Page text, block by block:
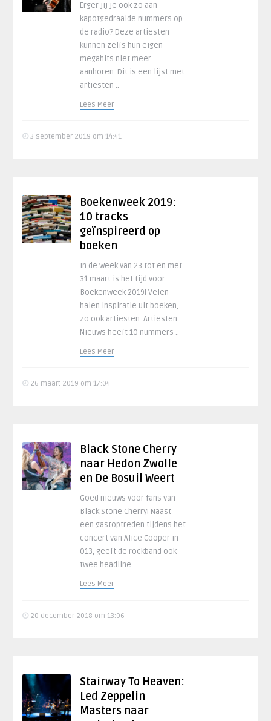
Erger jij je ook zo aan
kapotgedraaide nummers op
de radio? Deze artiesten
kunnen zelfs hun eigen
megahits niet meer
aanhoren. Dit is een lijst met
artiesten ..
Lees Meer
3 september 2019 om 14:41
Boekenweek 2019:
10 tracks
geïnspireerd op
boeken
In de week van 23 tot en met
31 maart is het tijd voor
Boekenweek 2019! Velen
halen inspiratie uit boeken,
zo ook artiesten. Artiesten
Nieuws heeft 10 nummers ..
Lees Meer
26 maart 2019 om 17:04
Black Stone Cherry
naar Hedon Zwolle
en De Bosuil Weert
Goed nieuws voor fans van
Black Stone Cherry! Naast
een gastoptreden tijdens het
concert van Alice Cooper in
013, geeft de rockband ook
twee headline ..
Lees Meer
20 december 2018 om 13:06
Stairway To Heaven:
Led Zeppelin
Masters naar